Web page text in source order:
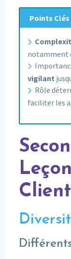
Points Clés
notamment
vigilant
Rôle
faciliter les